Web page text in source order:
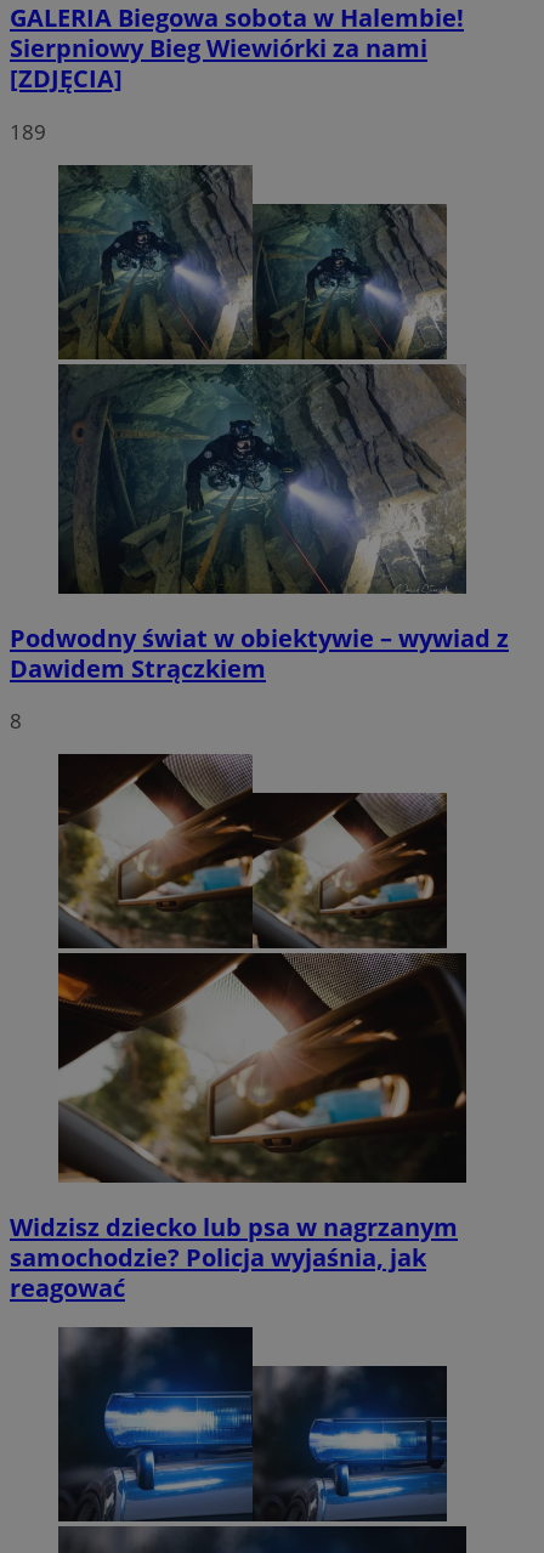
GALERIA Biegowa sobota w Halembie!
Sierpniowy Bieg Wiewiórki za nami
[ZDJĘCIA]
189
Podwodny świat w obiektywie – wywiad z
Dawidem Strączkiem
8
Widzisz dziecko lub psa w nagrzanym
samochodzie? Policja wyjaśnia, jak
reagować